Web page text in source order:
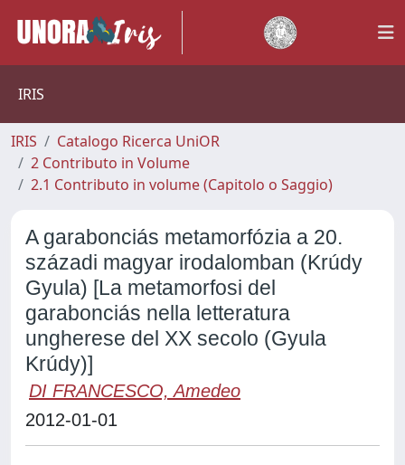
IRIS
IRIS
Catalogo Ricerca UniOR
2 Contributo in Volume
2.1 Contributo in volume (Capitolo o Saggio)
A garabonciás metamorfózia a 20.
századi magyar irodalomban (Krúdy
Gyula) [La metamorfosi del
garabonciás nella letteratura
ungherese del XX secolo (Gyula
Krúdy)]
DI FRANCESCO, Amedeo
2012-01-01